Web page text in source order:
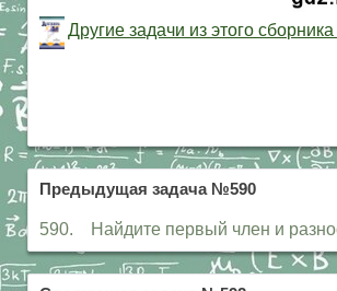
Другие задачи из этого
Предыдущая задача №590
590. Найдите первый член и